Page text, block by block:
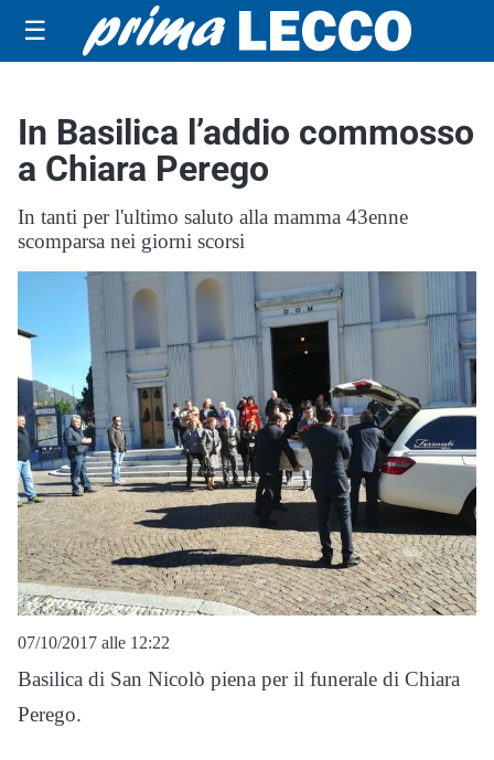
☰
In Basilica l’addio commosso
a Chiara Perego
In tanti per l'ultimo saluto alla mamma 43enne
scomparsa nei giorni scorsi
07/10/2017 alle 12:22
Basilica di San Nicolò piena per il funerale di Chiara
Perego.